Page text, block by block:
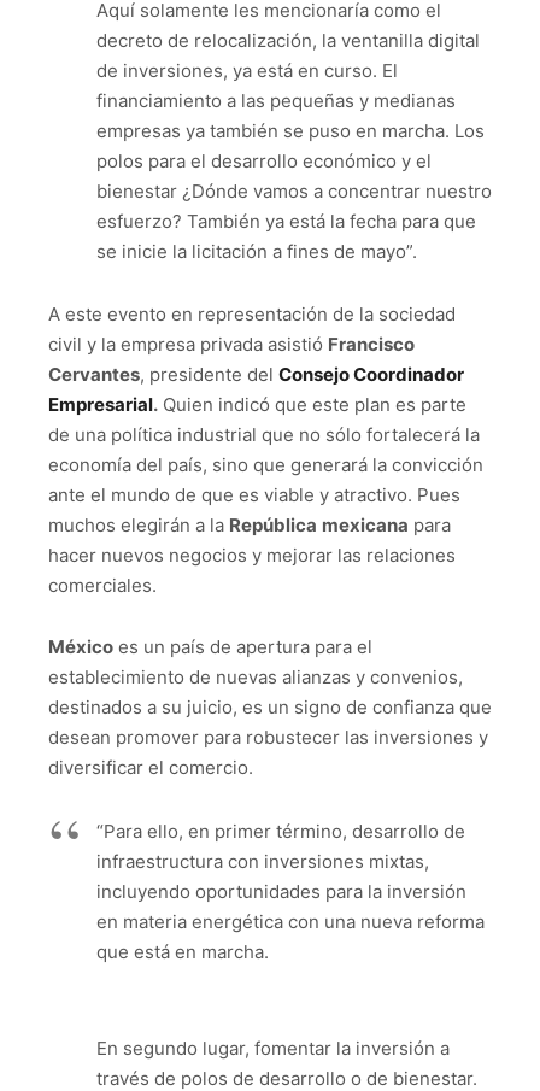
Aquí solamente les mencionaría como el
decreto de relocalización, la ventanilla digital
de inversiones, ya está en curso. El
financiamiento a las pequeñas y medianas
empresas ya también se puso en marcha. Los
polos para el desarrollo económico y el
bienestar ¿Dónde vamos a concentrar nuestro
esfuerzo? También ya está la fecha para que
se inicie la licitación a fines de mayo”.
A este evento en representación de la sociedad
civil y la empresa privada asistió Francisco
Cervantes, presidente del Consejo Coordinador
Empresarial. Quien indicó que este plan es parte
de una política industrial que no sólo fortalecerá la
economía del país, sino que generará la convicción
ante el mundo de que es viable y atractivo. Pues
muchos elegirán a la República mexicana para
hacer nuevos negocios y mejorar las relaciones
comerciales.
México es un país de apertura para el
establecimiento de nuevas alianzas y convenios,
destinados a su juicio, es un signo de confianza que
desean promover para robustecer las inversiones y
diversificar el comercio.
“Para ello, en primer término, desarrollo de
infraestructura con inversiones mixtas,
incluyendo oportunidades para la inversión
en materia energética con una nueva reforma
que está en marcha.
En segundo lugar, fomentar la inversión a
través de polos de desarrollo o de bienestar.